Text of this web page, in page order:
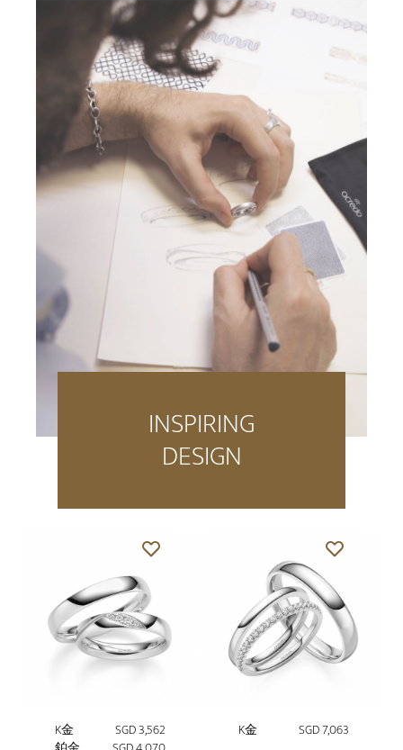
INSPIRING
DESIGN
K金
SGD 3,562
K金 SGD 7,063